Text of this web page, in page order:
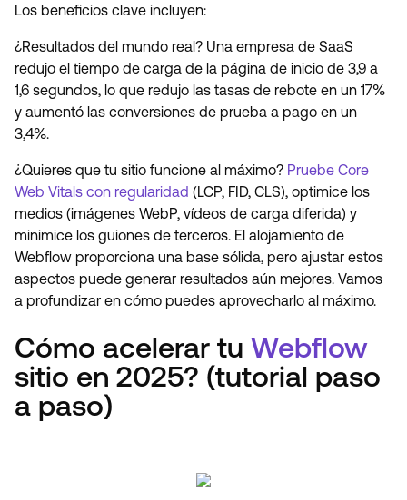
Los beneficios clave incluyen:
¿Resultados del mundo real? Una empresa de SaaS
redujo el tiempo de carga de la página de inicio de 3,9 a
1,6 segundos, lo que redujo las tasas de rebote en un 17%
y aumentó las conversiones de prueba a pago en un
3,4%.
¿Quieres que tu sitio funcione al máximo? Pruebe Core
Web Vitals con regularidad (LCP, FID, CLS), optimice los
medios (imágenes WebP, vídeos de carga diferida) y
minimice los guiones de terceros. El alojamiento de
Webflow proporciona una base sólida, pero ajustar estos
aspectos puede generar resultados aún mejores. Vamos
a profundizar en cómo puedes aprovecharlo al máximo.
Cómo acelerar tu Webflow
sitio en 2025? (tutorial paso
a paso)